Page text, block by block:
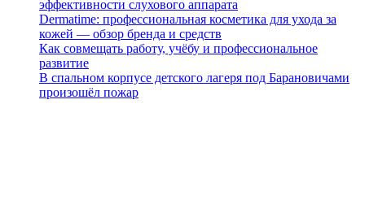
эффективности слухового аппарата
Dermatime: профессиональная косметика для ухода за
кожей — обзор бренда и средств
Как совмещать работу, учёбу и профессиональное
развитие
В спальном корпусе детского лагеря под Барановичами
произошёл пожар